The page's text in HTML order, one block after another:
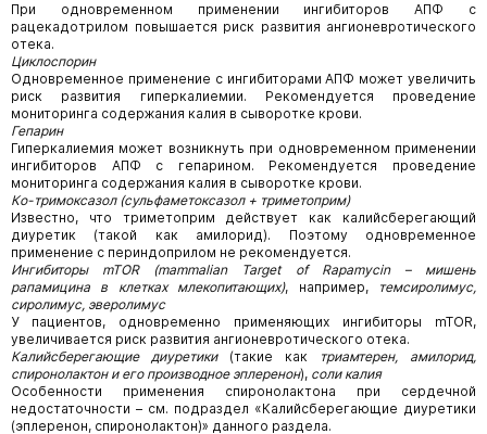
При одновременном применении ингибиторов АПФ с
рацекадотрилом повышается риск развития ангионевротического
отека.
Циклоспорин
Одновременное применение с ингибиторами АПФ может увеличить
риск развития гиперкалиемии. Рекомендуется проведение
мониторинга содержания калия в сыворотке крови.
Гепарин
Гиперкалиемия может возникнуть при одновременном применении
ингибиторов АПФ с гепарином. Рекомендуется проведение
мониторинга содержания калия в сыворотке крови.
Ко-тримоксазол (сульфаметоксазол + триметоприм)
Известно, что триметоприм действует как калийсберегающий
диуретик (такой как амилорид). Поэтому одновременное
применение с периндоприлом не рекомендуется.
Ингибиторы mTOR (mammalian Target of Rapamycin – мишень
рапамицина в клетках млекопитающих), например,
темсиролимус,
сиролимус, эверолимус
У пациентов, одновременно применяющих ингибиторы mTOR,
увеличивается риск развития ангионевротического отека.
Калийсберегающие диуретики(такие как
триамтерен, амилорид,
спиронолактон и его производное эплеренон), соли калия
Особенности применения спиронолактона при сердечной
недостаточности – см. подраздел «Калийсберегающие диуретики
(эплеренон, спиронолактон)» данного раздела.